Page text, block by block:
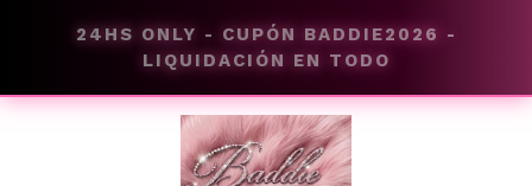
24HS ONLY - CUPÓN BADDIE2026 -
LIQUIDACIÓN EN TODO